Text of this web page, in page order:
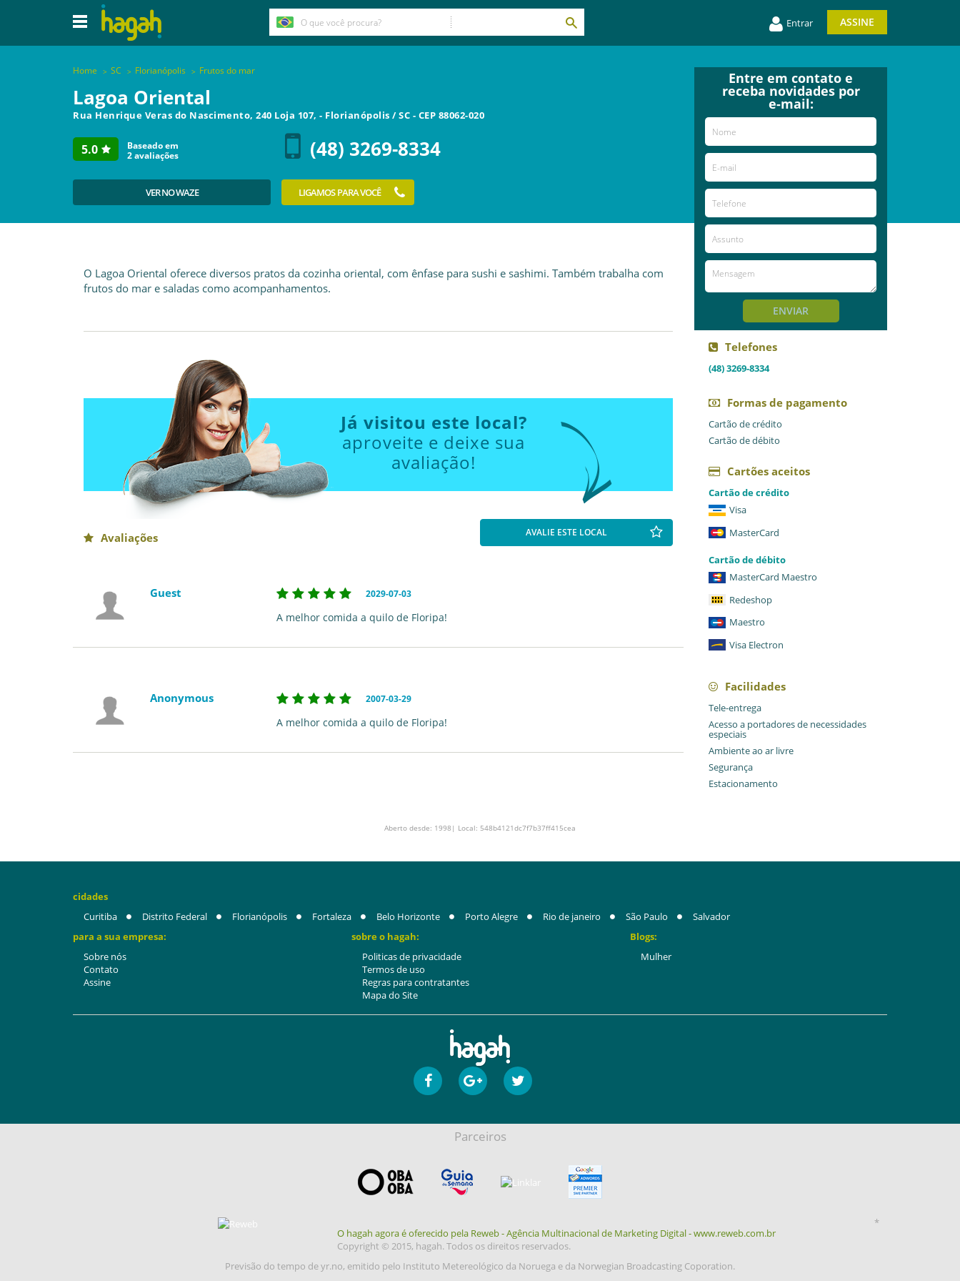
Entrar ASSINE
Home SC Florianópolis Frutos do mar
Lagoa Oriental
Rua Henrique Veras do Nascimento, 240 Loja 107, - Florianópolis /SC - CEP 88062-020
5.0
Baseado em
2avaliações (48) 3269-8334
VER NO WAZE LIGAMOS PARA VOCÊ
O Lagoa Oriental oferece diversos pratos da cozinha oriental, com ênfase para sushi e sashimi. Também trabalha com
frutos do mar e saladas como acompanhamentos.
Já visitou este local?
aproveite e deixe sua
avaliação!
Avaliações AVALIE ESTE LOCAL
Guest 2029-07-03
A melhor comida a quilo de Floripa!
Anonymous 2007-03-29
A melhor comida a quilo de Floripa!
Entre em contato e
receba novidades por
e-mail:
ENVIAR
Telefones
(48) 3269-8334
Formas de pagamento
Cartão de crédito
Cartão de débito
Cartões aceitos
Cartão de crédito
Visa
MasterCard
Cartão de débito
MasterCard Maestro
Redeshop
Maestro
Visa Electron
Facilidades
Tele-entrega
Acesso a portadores de necessidades
especiais
Ambiente ao ar livre
Segurança
Estacionamento
Aberto desde: 1998| Local: 548b4121dc7f7b37ff415cea
cidades
Curitiba
Distrito Federal Florianópolis Fortaleza Belo Horizonte Porto Alegre Rio de janeiro São Paulo
Salvador
para a sua empresa:
Sobre nós
Contato
Assine
sobre o hagah:
Politicas de privacidade
Termos de uso
Regras para contratantes
Mapa do Site
Blogs:
Mulher
Parceiros
O hagah agora é oferecido pela Reweb - Agência Multinacional de Marketing Digital - www.reweb.com.br
Copyright © 2015, hagah. Todos os direitos reservados.
*
Previsão do tempo de yr.no, emitido pelo Instituto Metereológico da Noruega e da Norwegian Broadcasting Coporation.